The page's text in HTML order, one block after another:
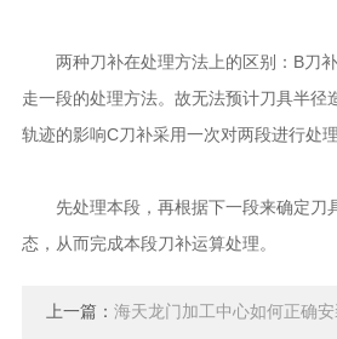
两种刀补在处理方法上的区别：B刀补
走一段的处理方法。故无法预计刀具半径
轨迹的影响C刀补采用一次对两段进行处理
先处理本段，再根据下一段来确定刀
态，从而完成本段刀补运算处理。
上一篇： 海天龙门加工中心如何正确